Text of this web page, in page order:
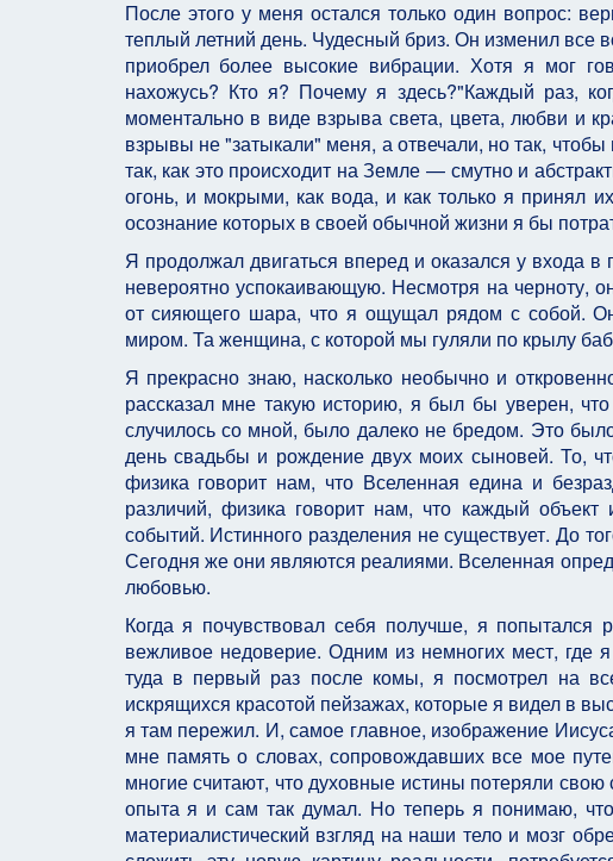
После этого у меня остался только один вопрос:
теплый летний день. Чудесный бриз. Он изменил все
приобрел более высокие вибрации. Хотя я мог
нахожусь? Кто я? Почему я здесь?"Каждый раз,
моментально в виде взрыва света, цвета, любви и
взрывы не "затыкали" меня, а отвечали, но так,
так, как это происходит на Земле — смутно и
огонь, и мокрыми, как вода, и как только я принял
осознание которых в своей обычной жизни я бы
Я продолжал двигаться вперед и оказался у входа
невероятно успокаивающую. Несмотря на черноту,
от сияющего шара, что я ощущал рядом с собой.
миром. Та женщина, с которой мы гуляли по крылу
Я прекрасно знаю, насколько необычно и
рассказал мне такую историю, я был бы уверен,
случилось со мной, было далеко не бредом. Это
день свадьбы и рождение двух моих сыновей. То,
физика говорит нам, что Вселенная едина и
различий, физика говорит нам, что каждый
событий. Истинного разделения не существует. До
Сегодня же они являются реалиями. Вселенная
любовью.
Когда я почувствовал себя получше, я
вежливое недоверие. Одним из немногих мест, где
туда в первый раз после комы, я посмотрел на
искрящихся красотой пейзажах, которые я видел в
я там пережил. И, самое главное, изображение
мне память о словах, сопровождавших все мое
многие считают, что духовные истины потеряли
опыта я и сам так думал. Но теперь я понимаю,
материалистический взгляд на наши тело и мозг